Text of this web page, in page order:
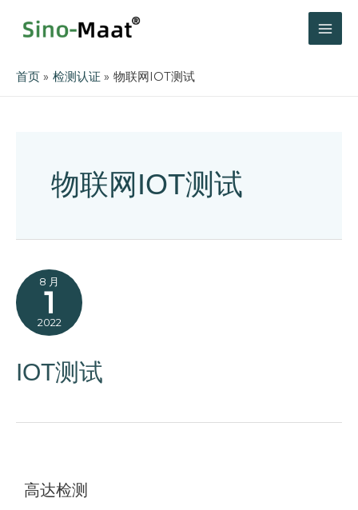
首页 检测认证 物联网IOT测试
物联网IOT测试
8 月
1
2022
IOT测试
高达检测